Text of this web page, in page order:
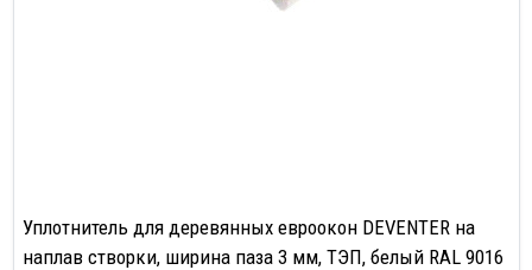
Уплотнитель для деревянных евроокон DEVENTER на
наплав створки, ширина паза 3 мм, ТЭП, белый RAL 9016